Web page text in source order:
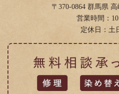
2018年2月
2018年1
〒370-0864 群馬県
営業時間：
定休日：土